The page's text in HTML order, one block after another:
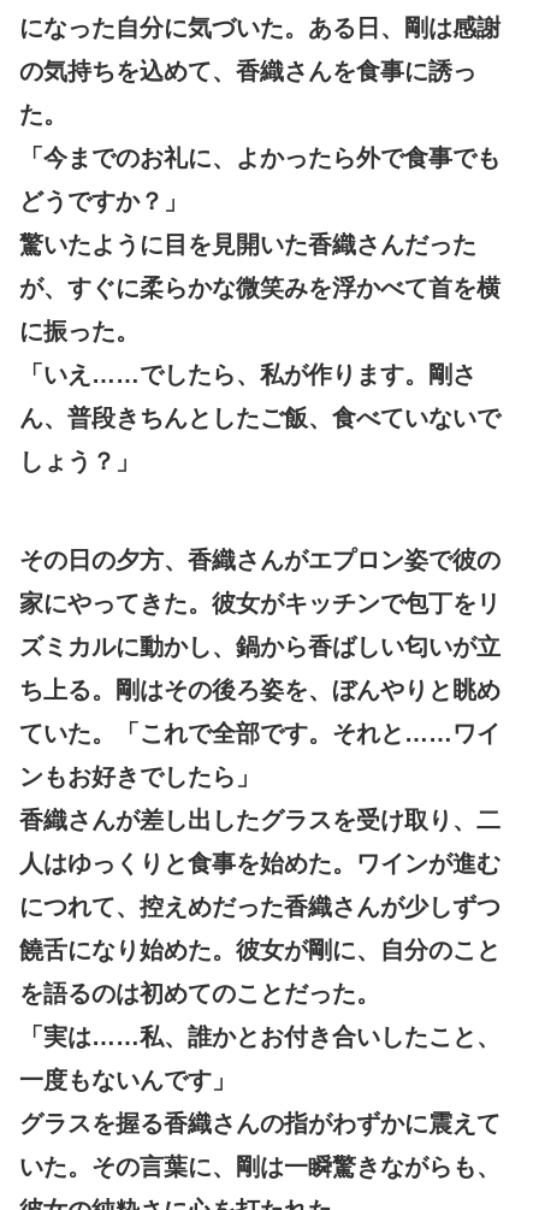
になった自分に気づいた。ある日、剛は感謝
の気持ちを込めて、香織さんを食事に誘っ
た。
「今までのお礼に、よかったら外で食事でも
どうですか？」
驚いたように目を見開いた香織さんだった
が、すぐに柔らかな微笑みを浮かべて首を横
に振った。
「いえ……でしたら、私が作ります。剛さ
ん、普段きちんとしたご飯、食べていないで
しょう？」
その日の夕方、香織さんがエプロン姿で彼の
家にやってきた。彼女がキッチンで包丁をリ
ズミカルに動かし、鍋から香ばしい匂いが立
ち上る。剛はその後ろ姿を、ぼんやりと眺め
ていた。「これで全部です。それと……ワイ
ンもお好きでしたら」
香織さんが差し出したグラスを受け取り、二
人はゆっくりと食事を始めた。ワインが進む
につれて、控えめだった香織さんが少しずつ
饒舌になり始めた。彼女が剛に、自分のこと
を語るのは初めてのことだった。
「実は……私、誰かとお付き合いしたこと、
一度もないんです」
グラスを握る香織さんの指がわずかに震えて
いた。その言葉に、剛は一瞬驚きながらも、